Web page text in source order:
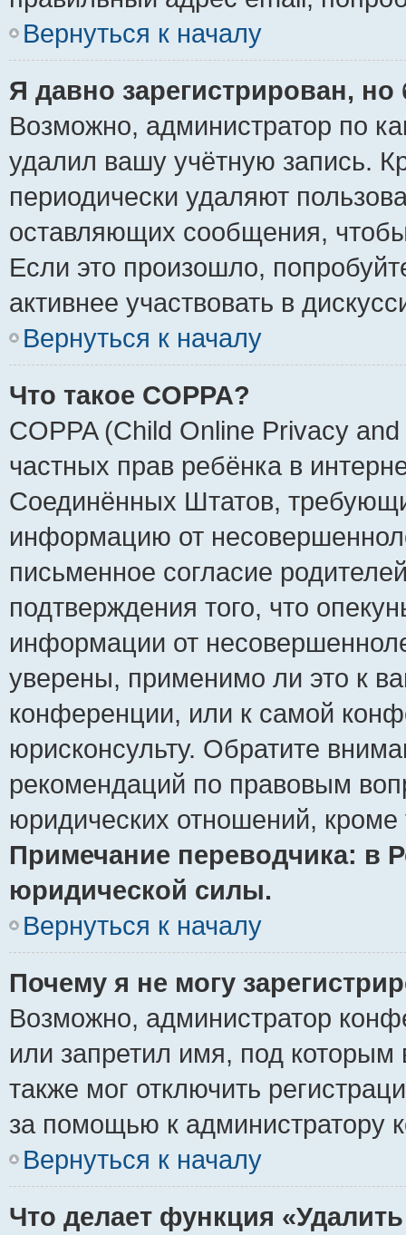
Вернуться к началу
Я давно зарегистрирован,
Возможно, администратор по
удалил вашу учётную запись.
периодически удаляют
оставляющих сообщения,
Если это произошло,
активнее участвовать в
Вернуться к началу
Что такое COPPA?
COPPA (Child Online Privacy
частных прав ребёнка в
Соединённых Штатов,
информацию от
письменное согласие
подтверждения того, что
информации от
уверены, применимо ли это к
конференции, или к самой
юрисконсульту. Обратите
рекомендаций по правовым
юридических отношений,
Примечание переводчика: в
юридической силы.
Вернуться к началу
Почему я не могу
Возможно, администратор
или запретил имя, под которым
также мог отключить
за помощью к администратору
Вернуться к началу
Что делает функция